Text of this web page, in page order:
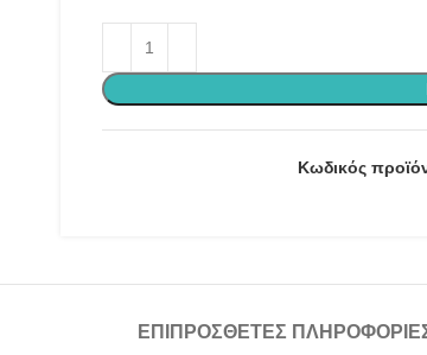
Κωδικός
ΕΠΙΠΡΌΣΘΕΤΕΣ